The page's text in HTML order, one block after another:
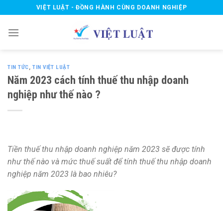
to
content
VIỆT LUẬT - ĐỒNG HÀNH CÙNG DOANH NGHIỆP
TIN TỨC,TIN VIỆT LUẬT
Năm 2023 cách tính thuế thu nhập doanh
nghiệp như thế nào ?
Tiền thuế thu nhập doanh nghiệp năm 2023 sẽ được tính
như thế nào và mức thuế suất để tính thuế thu nhập doanh
nghiệp năm 2023 là bao nhiêu?